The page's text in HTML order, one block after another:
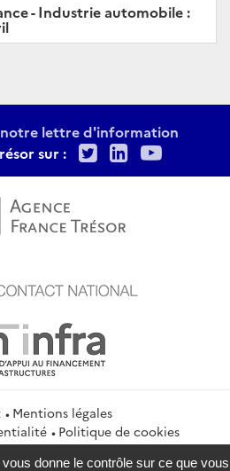
- Industrie automobile :
lettre d'information
sur :
TwitterLinkedIn
Mentions légales
Politique de cookies
cookies
Flux RSS
donne le contrôle sur ce que vous